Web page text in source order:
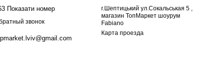
Показати номер
звонок
г.Шептицький ул.Сокальськая 5 ,
магазин ТопМаркет шоурум
Fabiano
Карта проезда